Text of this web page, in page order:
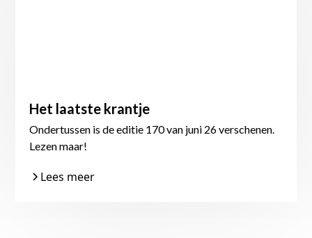
Het laatste krantje
Ondertussen is de editie 170 van juni 26 verschenen.
Lezen maar!
Lees meer